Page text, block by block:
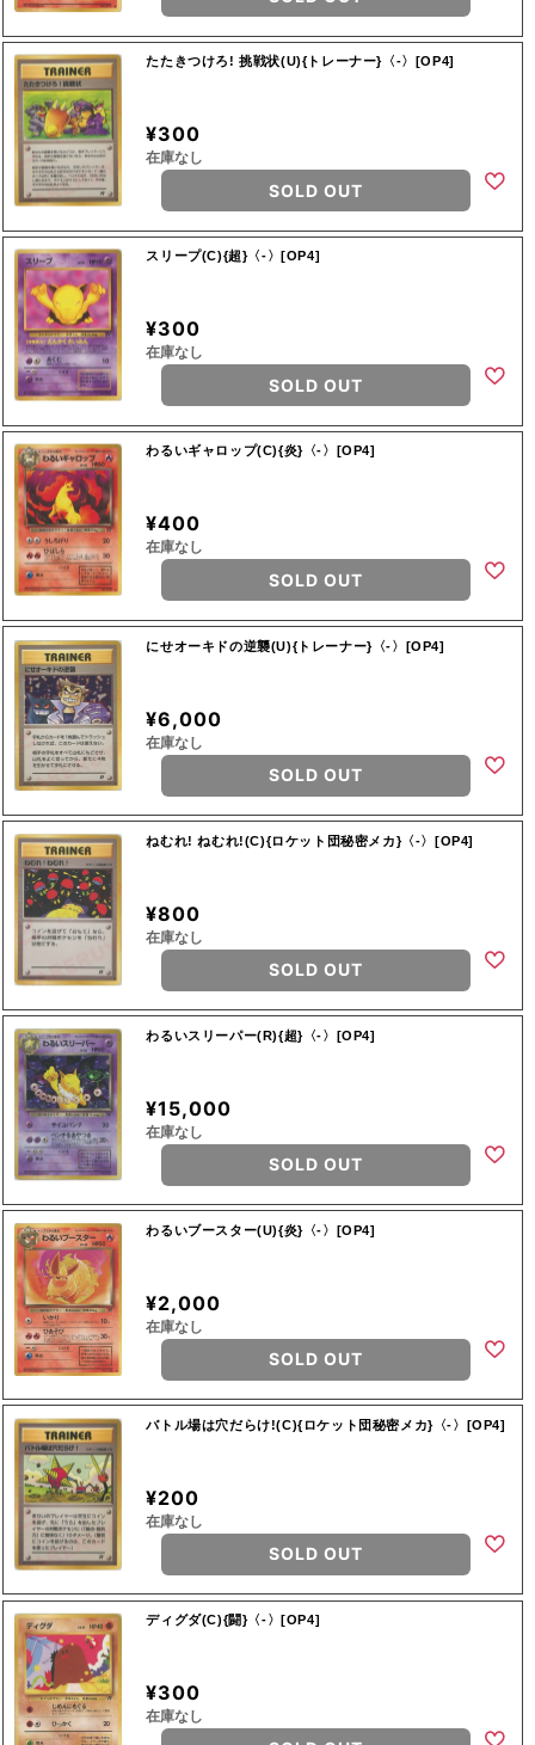
たたきつけろ! 挑戦状(U){トレーナー}〈-〉[OP4]
¥300
在庫なし
SOLD OUT
スリープ(C){超}〈-〉[OP4]
¥300
在庫なし
SOLD OUT
わるいギャロップ(C){炎}〈-〉[OP4]
¥400
在庫なし
SOLD OUT
にせオーキドの逆襲(U){トレーナー}〈-〉[OP4]
¥6,000
在庫なし
SOLD OUT
ねむれ! ねむれ!(C){ロケット団秘密メカ}〈-〉[OP4]
¥800
在庫なし
SOLD OUT
わるいスリーパー(R){超}〈-〉[OP4]
¥15,000
在庫なし
SOLD OUT
わるいブースター(U){炎}〈-〉[OP4]
¥2,000
在庫なし
SOLD OUT
バトル場は穴だらけ!(C){ロケット団秘密メカ}〈-〉[OP4]
¥200
在庫なし
SOLD OUT
ディグダ(C){闘}〈-〉[OP4]
¥300
在庫なし